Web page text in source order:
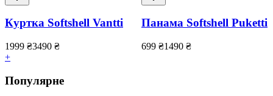
Куртка Softshell Vantti
1999 ₴3490 ₴
+
Панама Softshell Puketti
699 ₴1490 ₴
Популярне